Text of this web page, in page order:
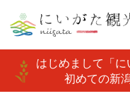
はじめまして「に
初めての新